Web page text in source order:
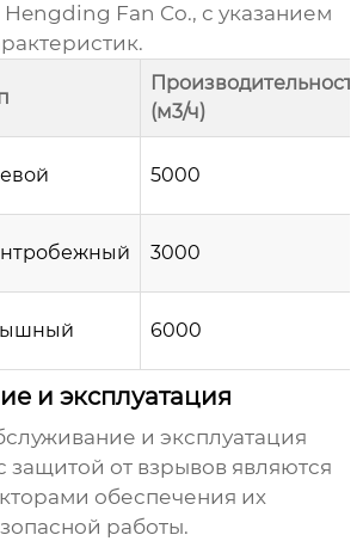
Fan Co., с указанием
(м3/ч)
5000
3000
6000
и эксплуатация
и эксплуатация
защитой от взрывов являются
обеспечения их
работы.